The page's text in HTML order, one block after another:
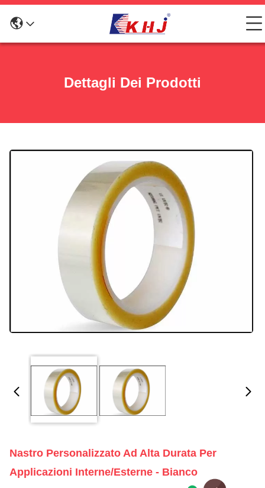
Dettagli Dei Prodotti
Nastro Personalizzato Ad Alta Durata Per
Applicazioni Interne/esterne - Bianco